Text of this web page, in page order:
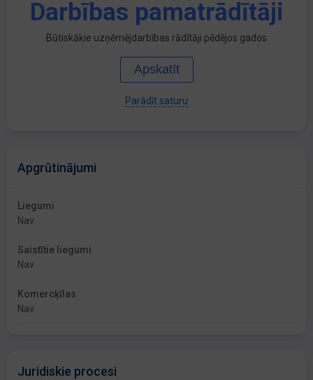
Darbības pamatrādītāji
Būtiskākie uzņēmējdarbības rādītāji pēdējos gados
Apskatīt
Parādīt saturu
Apgrūtinājumi
Liegumi
Nav
Saistītie liegumi
Nav
Komercķīlas
Nav
Juridiskie procesi